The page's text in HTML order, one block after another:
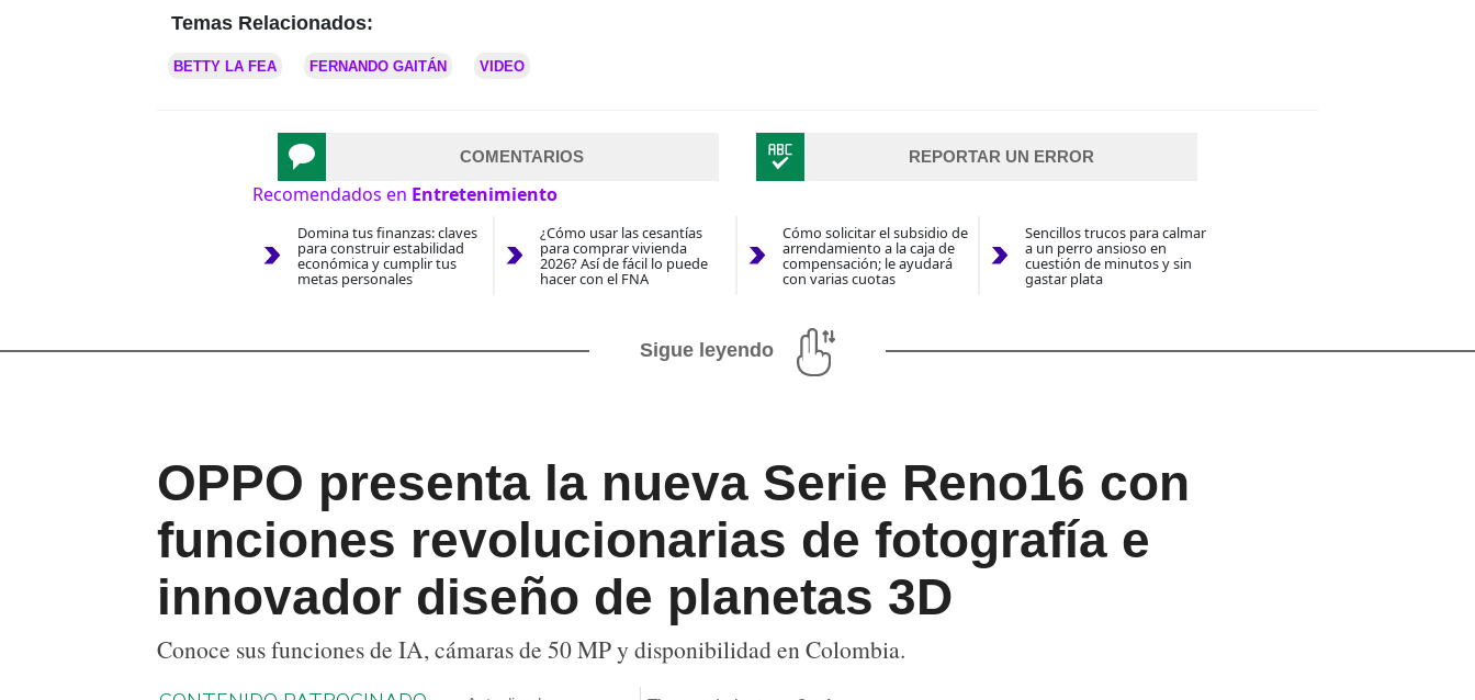
Temas Relacionados:
BETTY LA FEA FERNANDO GAITÁN VIDEO
COMENTARIOS REPORTAR UN ERROR
Recomendados en Entretenimiento
Domina tus finanzas: claves
para construir estabilidad
económica y cumplir tus
metas personales
¿Cómo usar las cesantías
para comprar vivienda
2026? Así de fácil lo puede
hacer con el FNA
Cómo solicitar el subsidio de
arrendamiento a la caja de
compensación; le ayudará
con varias cuotas
Sencillos trucos para calmar
a un perro ansioso en
cuestión de minutos y sin
gastar plata
Sigue leyendo
OPPO presenta la nueva Serie Reno16 con
funciones revolucionarias de fotografía e
innovador diseño de planetas 3D
Conoce sus funciones de IA, cámaras de 50 MP y disponibilidad en Colombia.